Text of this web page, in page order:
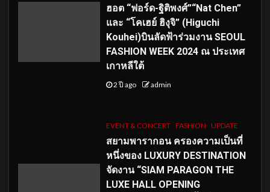
ฮอต “ฟอร์ด-ฐิติพงศ์”“Nat Chen”
และ “โคเฮย์ ฮิงุจิ” (Higuchi
Kouhei)บินลัดฟ้าร่วมงาน SEOUL
FASHION WEEK 2024 ณ ประเทศ
เกาหลีใต้
2 ปี ago admin
EVENT & CONCERT FASHION UPDATE
สยามพารากอน ครองความเป็นที่
หนึ่งของ LUXURY DESTINATION
จัดงาน “SIAM PARAGON THE
LUXE HALL OPENING